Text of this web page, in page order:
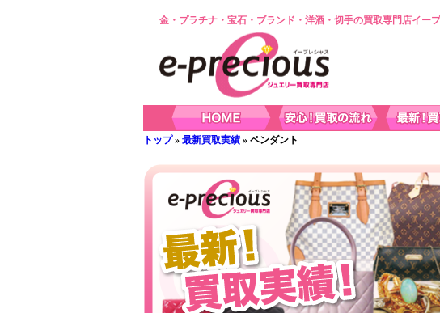
金・プラチナ・宝石・ブランド・洋酒・切手の買取専門店イー
トップ» 最新買取実績 » ペンダント